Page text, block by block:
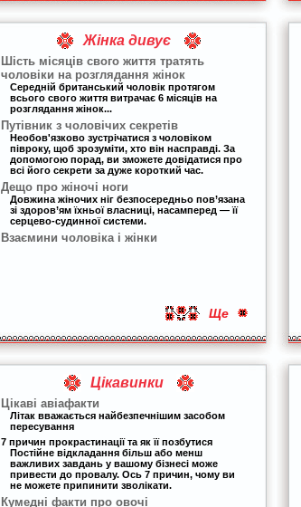
Жінка дивує
Шість місяців свого життя тратять
чоловіки на розглядання жінок
Середній британський чоловік протягом
всього свого життя витрачає 6 місяців на
розглядання жінок...
Путівник з чоловічих секретів
Необов'язково зустрічатися з чоловіком
півроку, щоб зрозуміти, хто він насправді. За
допомогою порад, ви зможете довідатися про
всі його секрети за дуже короткий час.
Дещо про жіночі ноги
Довжина жіночих ніг безпосередньо пов’язана
зі здоров’ям їхньої власниці, насамперед — її
серцево-судинної системи.
Взаємини чоловіка і жінки
Ще
Цікавинки
Цікаві авіафакти
Літак вважається найбезпечнішим засобом
пересування
7 причин прокрастинації та як її позбутися
Постійне відкладання більш або менш
важливих завдань у вашому бізнесі може
привести до провалу. Ось 7 причин, чому ви
не можете припинити зволікати.
Кумедні факти про овочі